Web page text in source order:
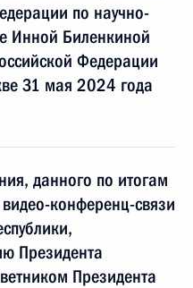
по научно-
Инной Биленкиной
Федерации
31 мая 2024 года
данного по итогам
конференц-связи
Президента
Президента